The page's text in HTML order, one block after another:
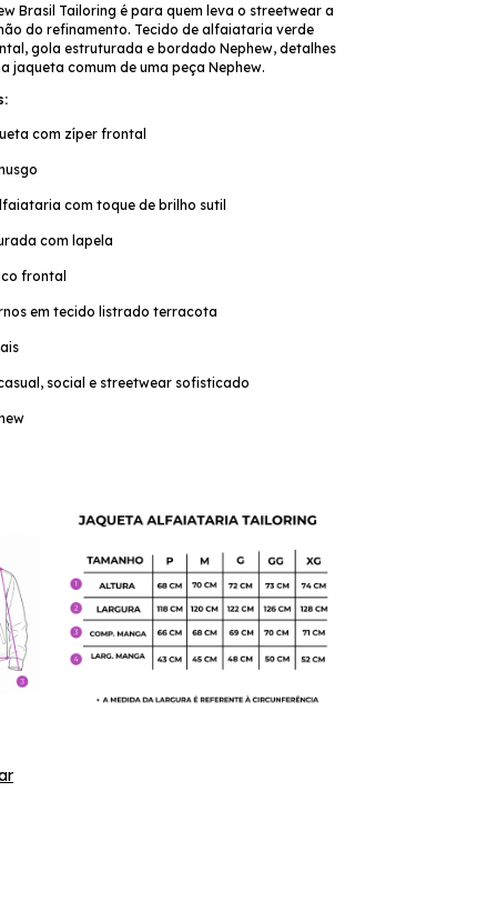
Brasil Tailoring é para quem leva o streetwear a
do refinamento. Tecido de alfaiataria verde
gola estruturada e bordado Nephew, detalhes
jaqueta comum de uma peça Nephew.
com zíper frontal
com toque de brilho sutil
com lapela
frontal
em tecido listrado terracota
social e streetwear sofisticado